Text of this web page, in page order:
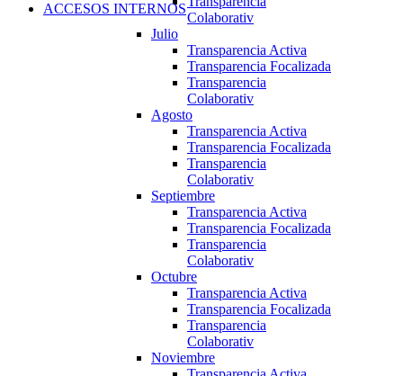
Colaborativ
Julio
Transparencia Activa
Transparencia Focalizada
Transparencia
Colaborativ
Agosto
Transparencia Activa
Transparencia Focalizada
Transparencia
Colaborativ
Septiembre
Transparencia Activa
Transparencia Focalizada
Transparencia
Colaborativ
Octubre
Transparencia Activa
Transparencia Focalizada
Transparencia
Colaborativ
Noviembre
ACCESOS INTERNOS